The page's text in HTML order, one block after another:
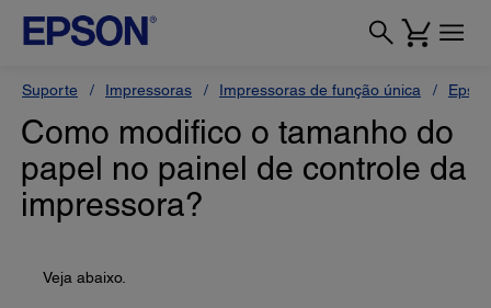
Suporte Impressoras Impressoras de função única
Como modifico o tamanho do
papel no painel de controle da
impressora?
Veja abaixo.